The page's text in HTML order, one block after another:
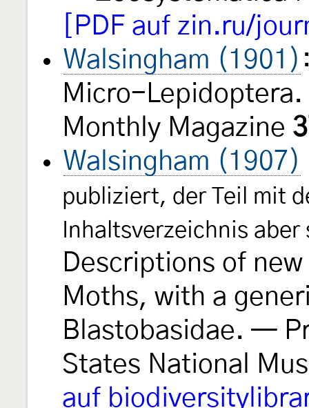
[PDF auf zin.ru/
Walsingham (1901)
Micro-
Monthly Magazine
Walsingham (1907)
publiziert, der Teil mit
Inhaltsverzeichnis
Descriptions of
Moths, with a
Blastobasidae. —
States National
auf